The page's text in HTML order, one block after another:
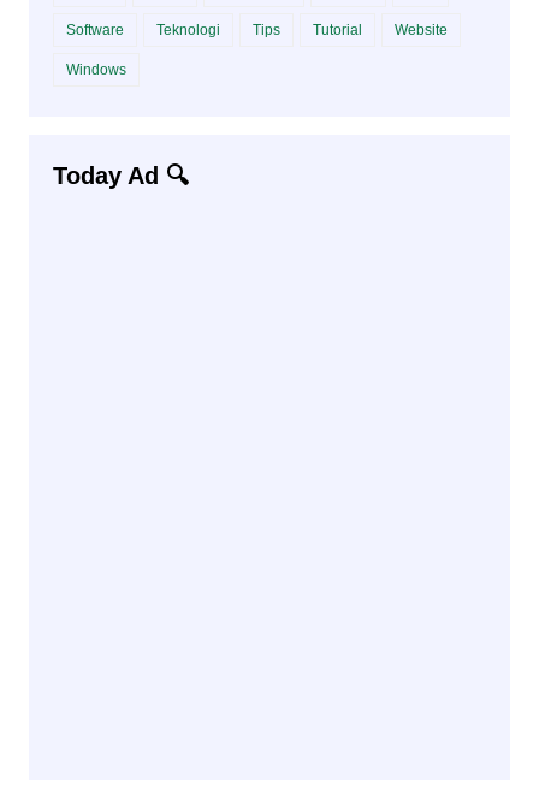
Software Teknologi Tips Tutorial Website
Windows
Today Ad 🔍